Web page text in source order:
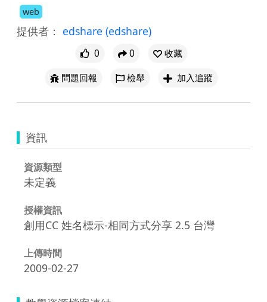
web
提供者： edshare (edshare)
0 0
收藏
問題回報
檢舉 加入追蹤
資訊
資源類型
未定義
授權資訊
創用CC 姓名標示-相同方式分享 2.5 台灣
上傳時間
2009-02-27